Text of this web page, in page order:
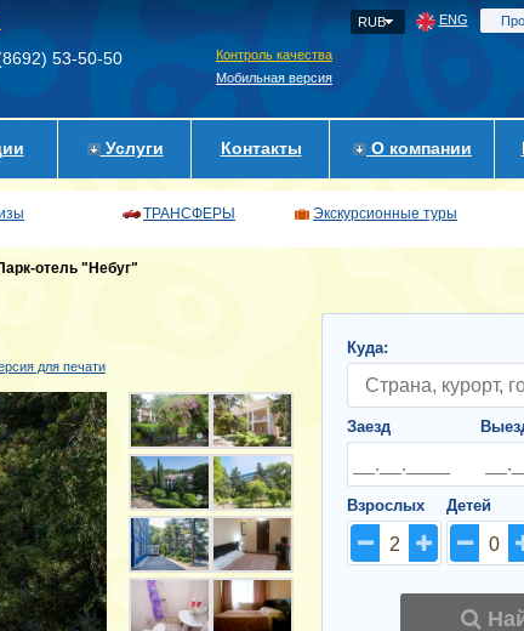
53-50-50
Контроль качества
Мобильная версия
RUB ENG
Услуги Контакты О компании
ТРАНСФЕРЫ Экскурсионные туры
отель "Небуг"
для печати
Куда:
Заезд
Взрослых
2
Детей
0